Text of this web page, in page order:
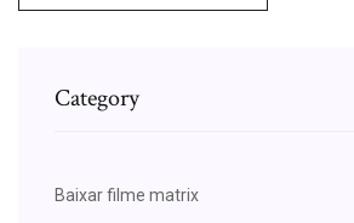
Category
Baixar filme matrix